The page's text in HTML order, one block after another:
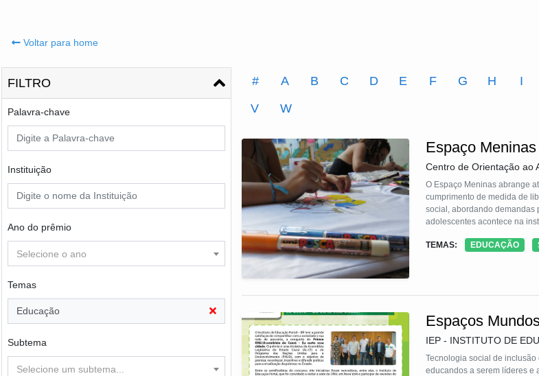
Voltar para home
FILTRO
Palavra-chave
Instituição
Ano do prêmio
Selecione o ano
Temas
Educação
Subtema
Selecione um subtema...
# A B C D E F G H I
V
W
Espaço
Centro de Orientação ao
O Espaço Meninas abrange
cumprimento de medida de
social, abordando demandas
TEMAS: EDUCAÇÃO
Espaços
IEP - INSTITUTO DE
Tecnologia social de
educandos a serem líderes e